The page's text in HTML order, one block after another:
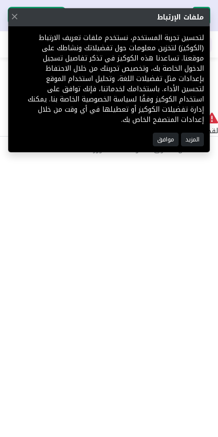
تحميل التطبيق تحميل التطبيق
اطلب عقارك
404 لا يوجد
لقد حدث خطأ داخلي أثناء معالجة طلبك.
©2025 كل الحقوق محفوظة منصة توور
ملفات الإرتباط
لتحسين تجربة المستخدم، نستخدم ملفات تعريف الارتباط
(الكوكيز) لتخزين معلومات حول تفضيلاتك ونشاطك على
موقعنا. تساعدنا هذه الكوكيز في تذكر تفاصيل تسجيل
الدخول الخاصة بك، وتخصيص تجربتك من خلال الاحتفاظ
بإعدادات مثل تفضيلات اللغة، وتحليل استخدام الموقع
لتحسين الأداء. باستخدامك لخدماتنا، فإنك توافق على
استخدام الكوكيز وفقًا لسياسة الخصوصية الخاصة بنا. يمكنك
إدارة تفضيلات الكوكيز أو تعطيلها في أي وقت من خلال
إعدادات المتصفح الخاص بك.
المزيد موافق